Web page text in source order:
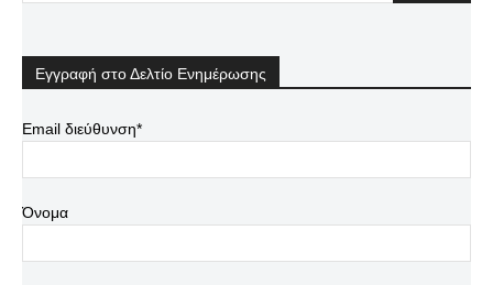
Εγγραφή στο Δελτίο Ενημέρωσης
Email διεύθυνση*
Όνομα